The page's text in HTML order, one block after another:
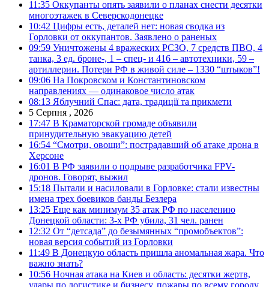
11:35 Оккупанты опять заявили о планах снести десятки
многоэтажек в Северскодонецке
10:42 Цифры есть, деталей нет: новая сводка из
Горловки от оккупантов. Заявлено о раненых
09:59 Уничтожены 4 вражеских РСЗО, 7 средств ПВО, 4
танка, 3 ед. броне-, 1 – спец- и 416 – автотехники, 59 –
артиллерии. Потери РФ в живой силе – 1330 “штыков”!
09:06 На Покровском и Константиновском
направлениях — одинаковое число атак
08:13 Яблучний Спас: дата, традиції та прикмети
5 Серпня , 2026
17:47 В Краматорской громаде объявили
принудительную эвакуацию детей
16:54 “Смотри, овощи”: пострадавший об атаке дрона в
Херсоне
16:01 В РФ заявили о подрыве разработчика FPV-
дронов. Говорят, выжил
15:18 Пытали и насиловали в Горловке: стали известны
имена трех боевиков банды Безлера
13:25 Еще как минимум 35 атак РФ по населению
Донецкой области: 3-х РФ убила, 31 чел. ранен
12:32 От “детсада” до безымянных “промобъектов”:
новая версия событий из Горловки
11:49 В Донецкую область пришла аномальная жара. Что
важно знать?
10:56 Ночная атака на Киев и область: десятки жертв,
удары по логистике и бизнесу, пожары по всему городу